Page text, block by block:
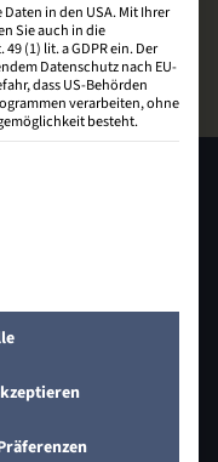
in den USA. Mit Ihrer
Sie auch in die
(1) lit. a GDPR ein. Der
Datenschutz nach EU-
dass US-Behörden
verarbeiten, ohne
besteht.
für die eine